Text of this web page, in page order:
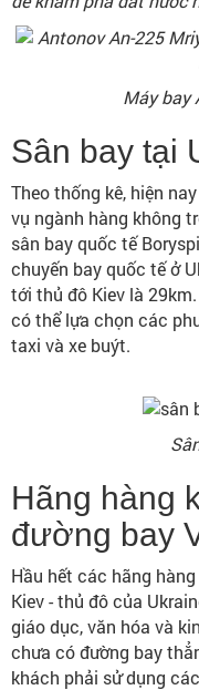
Máy bay
Sân bay tại
Theo thống kê, hiện
vụ ngành hàng không
sân bay quốc tế
chuyến bay quốc tế ở
tới thủ đô Kiev là
có thể lựa chọn các
taxi và xe buýt.
Hãng hàng
đường bay
Hầu hết các hãng
Kiev - thủ đô của
giáo dục, văn hóa và
chưa có đường bay
khách phải sử dụng